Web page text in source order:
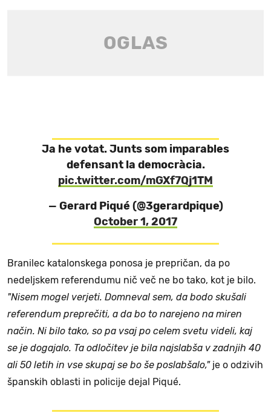
Ja he votat. Junts som imparables
defensant la democràcia.
pic.twitter.com/mGXf7Qj1TM
— Gerard Piqué (@3gerardpique)
October 1, 2017
Branilec katalonskega ponosa je prepričan, da po
nedeljskem referendumu nič več ne bo tako, kot je bilo.
"Nisem mogel verjeti. Domneval sem, da bodo skušali
referendum preprečiti, a da bo to narejeno na miren
način. Ni bilo tako, so pa vsaj po celem svetu videli, kaj
se je dogajalo. Ta odločitev je bila najslabša v zadnjih 40
ali 50 letih in vse skupaj se bo še poslabšalo," je o odzivih
španskih oblasti in policije dejal Piqué.